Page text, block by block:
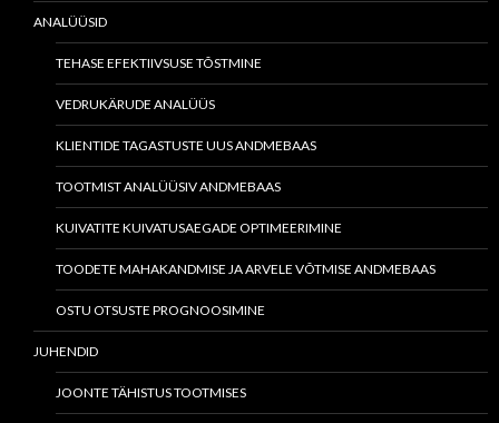
ANALÜÜSID
TEHASE EFEKTIIVSUSE TÕSTMINE
VEDRUKÄRUDE ANALÜÜS
KLIENTIDE TAGASTUSTE UUS ANDMEBAAS
TOOTMIST ANALÜÜSIV ANDMEBAAS
KUIVATITE KUIVATUSAEGADE OPTIMEERIMINE
TOODETE MAHAKANDMISE JA ARVELE VÕTMISE ANDMEBAAS
OSTU OTSUSTE PROGNOOSIMINE
JUHENDID
JOONTE TÄHISTUS TOOTMISES